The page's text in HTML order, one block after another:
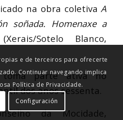
na obra coletivaA
soñada. Homenaxe a
(Xerais/Sotelo Blanco,
toma parte ativa no
dos anos sessenta.
da Mocidade,
uso
|
e de terceiros para ofrecerte
Continuar navegando implica
Política de Privacidade.
Configuración